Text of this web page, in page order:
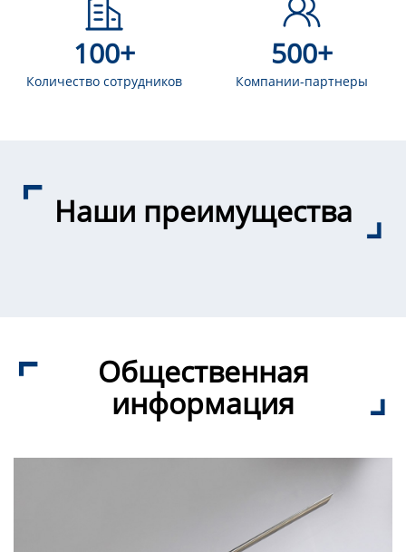
100+
Количество сотрудников
500+
Компании-партнеры
Наши преимущества
Общественная
информация